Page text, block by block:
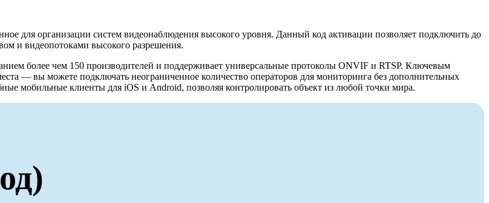
для организации систем видеонаблюдения высокого уровня. Данный код активации позволяет подключить до
и видеопотоками высокого разрешения.
более чем 150 производителей и поддерживает универсальные протоколы ONVIF и RTSP. Ключевым
— вы можете подключать неограниченное количество операторов для мониторинга без дополнительных
мобильные клиенты для iOS и Android, позволяя контролировать объект из любой точки мира.